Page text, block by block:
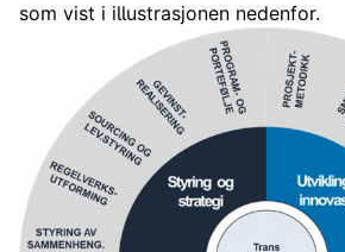
som vist i illustrasjonen nedenfor.